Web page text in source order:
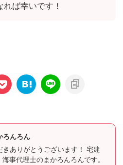
れば幸いです！
ろんろん
きありがとうございます！ 宅建
事代理士のまかろんろんです。